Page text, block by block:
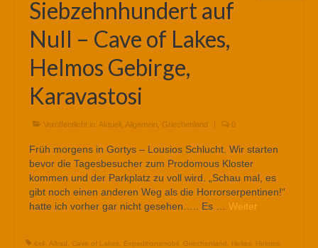
Siebzehnhundert auf
Null – Cave of Lakes,
Helmos Gebirge,
Karavastosi
Veröffentlicht in: Aktuell Allgemein Griechenland | 0
Früh morgens in Gortys – Lousios Schlucht. Wir starten
bevor die Tagesbesucher zum Prodomous Kloster
kommen und der Parkplatz zu voll wird. „Schau mal, es
gibt noch einen anderen Weg als die Horrorserpentinen!“
hatte ich vorher gar nicht gesehen….. Es … Weiter
4x4 Allrad Cave of Lakes Expeditionsmobil Griechenland Hellas Helmos